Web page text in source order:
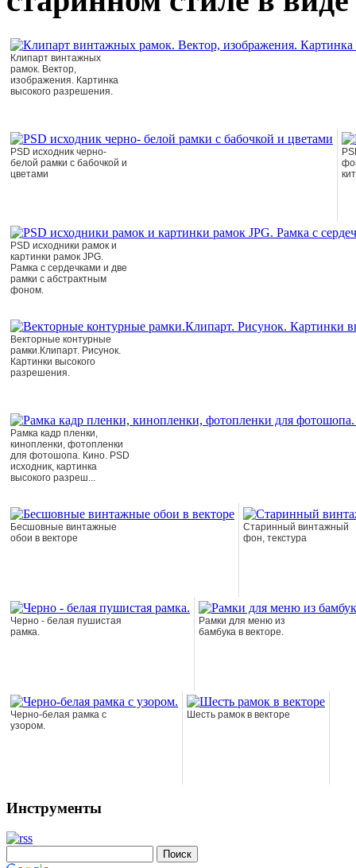
Клипарт винтажных
рамок. Вектор,
изображения. Картинка
высокого разрешения.
PSD исходник черно-
белой рамки с бабочкой и
цветами
PSD исходники рамок и
картинки рамок JPG.
Рамка с сердечками и две
рамки с абстрактным
фоном.
Векторные контурные
рамки.Клипарт. Рисунок.
Картинки высокого
разрешения.
Рамка кадр пленки,
кинопленки, фотопленки
для фотошопа. Кино. PSD
исходник, картинка
высокого разреш...
Бесшовные винтажные
обои в векторе
Старинный винтажный
фон, текстура
Черно - белая пушистая
рамка.
Рамки для меню из
бамбука в векторе.
Черно-белая рамка с
узором.
Шесть рамок в векторе
Инструменты